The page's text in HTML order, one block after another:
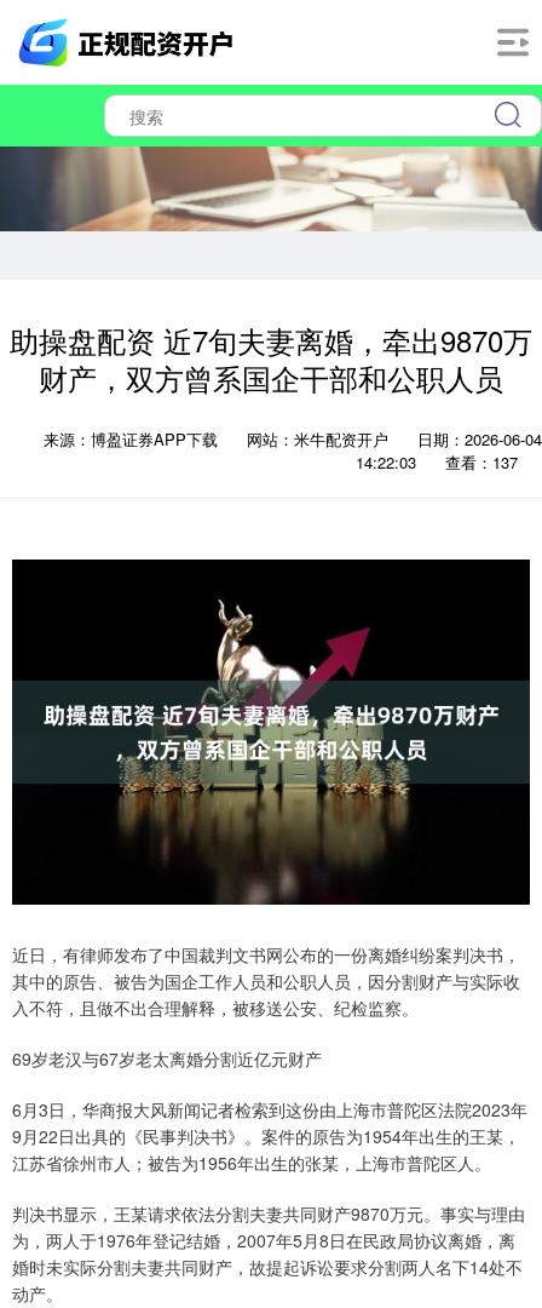
助操盘配资 近7旬夫妻离婚，牵出9870万
财产，双方曾系国企干部和公职人员
来源：博盈证券APP下载 网站：米牛配资开户
日期：2026-06-04
14:22:03
查看：137
近日，有律师发布了中国裁判文书网公布的一份离婚纠纷案判决书，
其中的原告、被告为国企工作人员和公职人员，因分割财产与实际收
入不符，且做不出合理解释，被移送公安、纪检监察。
69岁老汉与67岁老太离婚分割近亿元财产
6月3日，华商报大风新闻记者检索到这份由上海市普陀区法院2023年
9月22日出具的《民事判决书》。案件的原告为1954年出生的王某，
江苏省徐州市人；被告为1956年出生的张某，上海市普陀区人。
判决书显示，王某请求依法分割夫妻共同财产9870万元。事实与理由
为，两人于1976年登记结婚，2007年5月8日在民政局协议离婚，离
婚时未实际分割夫妻共同财产，故提起诉讼要求分割两人名下14处不
动产。